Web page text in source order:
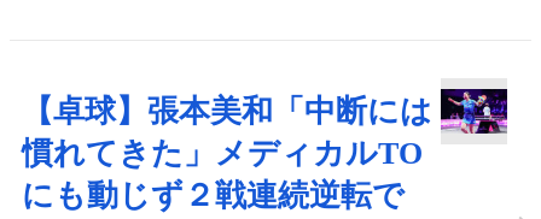
【卓球】張本美和「中断には
慣れてきた」メディカルTO
にも動じず２戦連続逆転で